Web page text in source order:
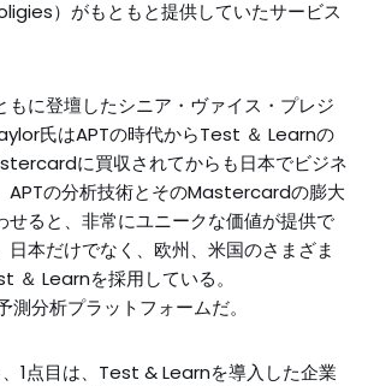
）がもともと提供していたサービス
もに登壇したシニア・ヴァイス・プレジ
氏はAPTの時代からTest ＆ Learnの
に買収されてからも日本でビジネ
APTの分析技術とそのMastercardの膨大
せると、非常にユニークな価値が提供で
日本だけでなく、欧州、米国のさまざま
＆ Learnを採用している。
分析プラットフォームだ。
1点目は、Test & Learnを導入した企業